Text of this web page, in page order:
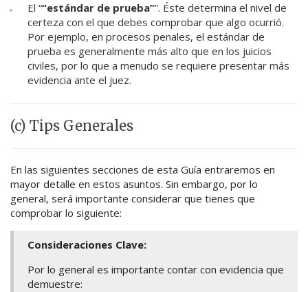
El ““estándar de prueba””. Éste determina el nivel de
certeza con el que debes comprobar que algo ocurrió.
Por ejemplo, en procesos penales, el estándar de
prueba es generalmente más alto que en los juicios
civiles, por lo que a menudo se requiere presentar más
evidencia ante el juez.
(c) Tips Generales
En las siguientes secciones de esta Guía entraremos en
mayor detalle en estos asuntos. Sin embargo, por lo
general, será importante considerar que tienes que
comprobar lo siguiente:
Consideraciones Clave:
Por lo general es importante contar con evidencia que
demuestre: